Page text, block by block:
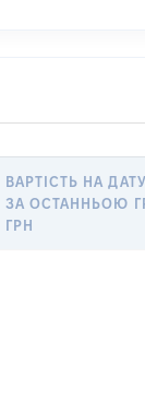
ВАРТІСТЬ НА
ЗА ОСТАННЬОЮ
ГРН